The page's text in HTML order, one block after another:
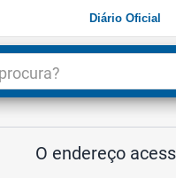
Diário Oficial
O endereço